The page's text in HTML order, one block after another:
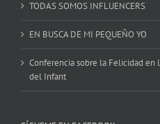
TODAS SOMOS INFLUENCERS
EN BUSCA DE MI PEQUEÑO YO
Conferencia sobre la Felicidad
del Infant